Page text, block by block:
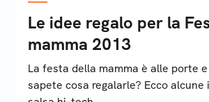
Le idee regalo per la
mamma 2013
La festa della mamma è alle porte
sapete cosa regalarle? Ecco alcune